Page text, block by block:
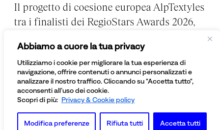
Abbiamo a cuore la tua privacy
Utilizziamo i cookie per migliorare la tua esperienza di
navigazione, offrire contenuti o annunci personalizzati e
analizzare il nostro traffico. Cliccando su "Accetta tutto",
acconsenti all’uso dei cookie.
Scopri di più: Privacy & Cookie policy
Modifica preferenze Rifiuta tutti Accetta tutti
Il progetto di coesione europea AlpTextyles
tra i finalisti dei RegioStars Awards 2026,
Cultures. Il progetto Interreg Alpine Space, che ci ha visto
impegnati come communication partner dal 2023 al 2025, è
stato selezionato tra i
(...)
Le attività e i risultati di MaaS for Italy,